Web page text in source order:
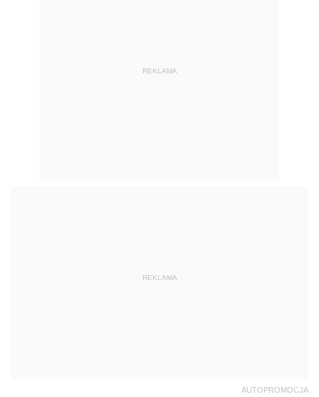
REKLAMA
REKLAMA
AUTOPROMOCJA